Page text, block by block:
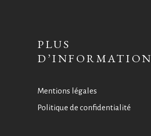
PLUS
D’INFORMATION
Mentions légales
Politique de confidentialité